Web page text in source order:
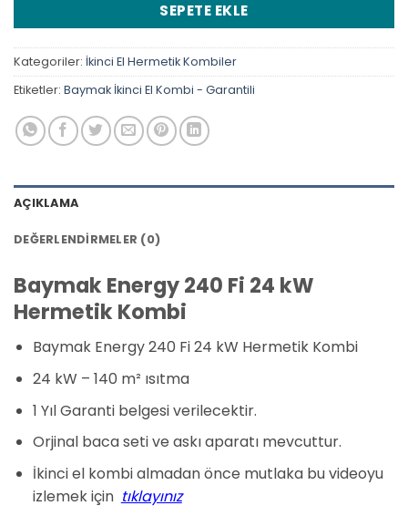
SEPETE EKLE
Kategoriler: İkinci El Hermetik Kombiler
Etiketler: Baymak İkinci El Kombi - Garantili
AÇIKLAMA
DEĞERLENDIRMELER (0)
Baymak Energy 240 Fi 24 kW
Hermetik Kombi
Baymak Energy 240 Fi 24 kW Hermetik Kombi
24 kW – 140 m² ısıtma
1 Yıl Garanti belgesi verilecektir.
Orjinal baca seti ve askı aparatı mevcuttur.
İkinci el kombi almadan önce mutlaka bu videoyu
izlemek için tıklayınız